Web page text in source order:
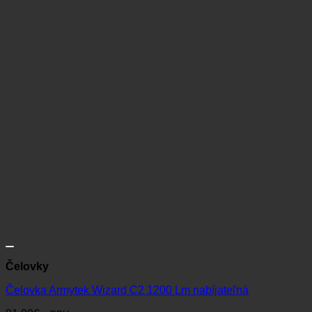
Čelovky
Čelovka Armytek Wizard C2 1200 Lm nabíjateľná